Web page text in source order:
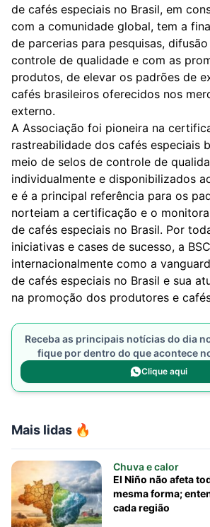
Mais lidas 🔥
Chuva e calor
El Niño não afeta
mesma forma;
cada região
de cafés especiais no Brasil, em
com a comunidade global, tem a
de parcerias para pesquisas,
controle de qualidade e com as
produtos, de elevar os padrões de
cafés brasileiros oferecidos nos
externo.
A Associação foi pioneira na
rastreabilidade dos cafés especiais
meio de selos de controle de
individualmente e disponibilizados
e é a principal referência para os
norteiam a certificação e o
de cafés especiais no Brasil. Por
iniciativas e cases de sucesso, a
internacionalmente como a
de cafés especiais no Brasil e sua
na promoção dos produtores e
Receba as principais notícias do dia
fique por dentro do que acontece
Clique aqui